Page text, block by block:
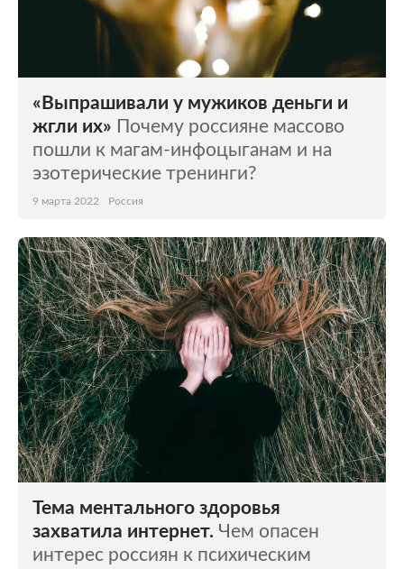
«Выпрашивали у мужиков деньги и
жгли их» Почему россияне массово
пошли к магам-инфоцыганам и на
эзотерические тренинги?
9 марта 2022 Россия
Тема ментального здоровья
захватила интернет. Чем опасен
интерес россиян к психическим